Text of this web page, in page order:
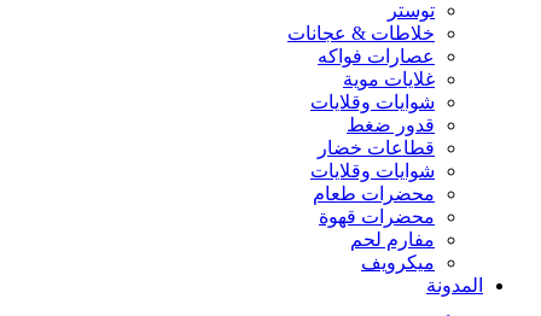
توستر
خلاطات & عجانات
عصارات فواكه
غلايات موية
شوايات وقلايات
قدور ضغط
قطاعات خضار
شوايات وقلايات
محضرات طعام
محضرات قهوة
مفارم لحم
ميكرويف
المدونة